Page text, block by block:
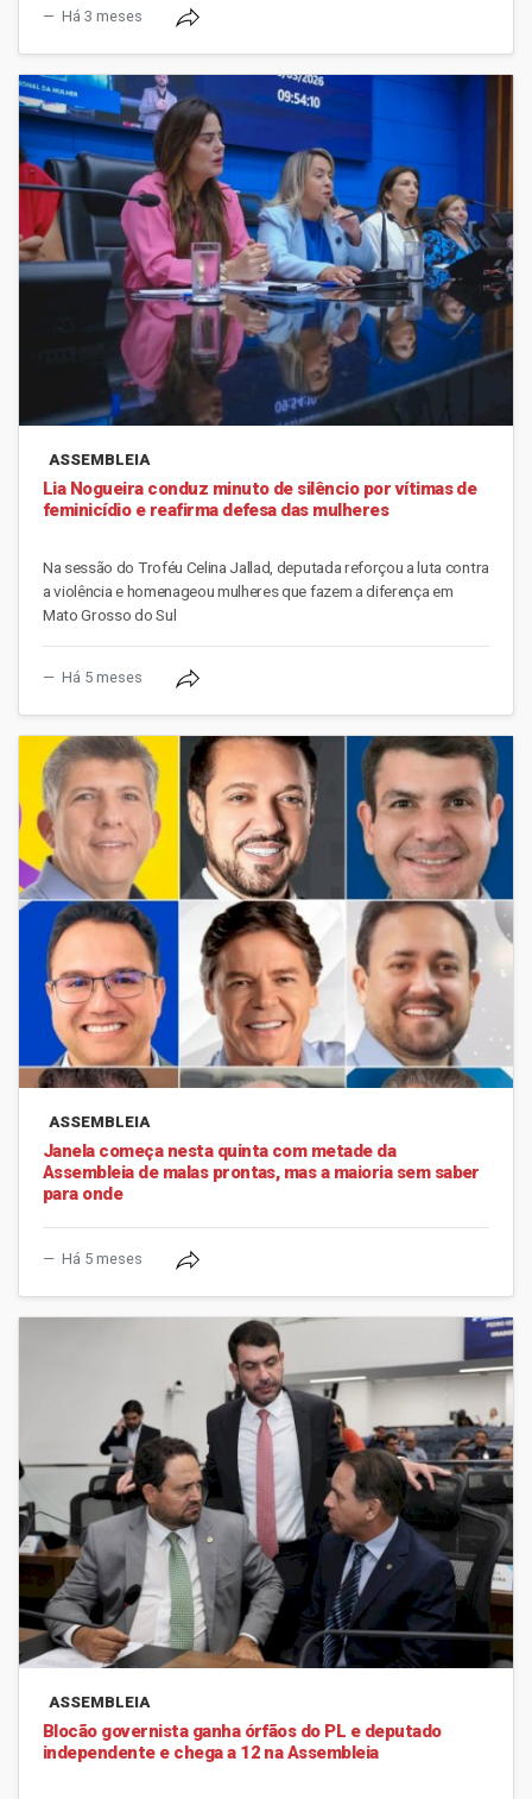
Há 3 meses
ASSEMBLEIA
Lia Nogueira conduz minuto de silêncio por vítimas de
feminicídio e reafirma defesa das mulheres
Na sessão do Troféu Celina Jallad, deputada reforçou a luta contra
a violência e homenageou mulheres que fazem a diferença em
Mato Grosso do Sul
Há 5 meses
ASSEMBLEIA
Janela começa nesta quinta com metade da
Assembleia de malas prontas, mas a maioria sem saber
para onde
Há 5 meses
ASSEMBLEIA
Blocão governista ganha órfãos do PL e deputado
independente e chega a 12 na Assembleia